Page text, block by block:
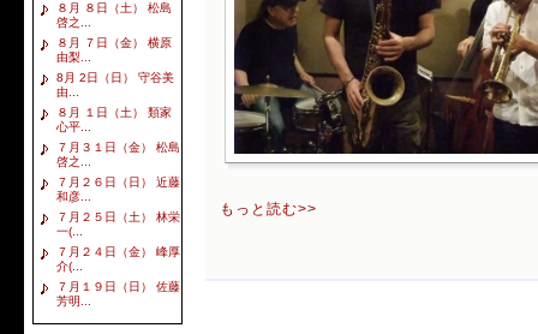
８月 ８日（土） 松島
啓之...
８月 ７日（金） 横原
由梨...
8月 2日（日） 守谷美
由...
８月 １日（土） 類家
心平...
７月３１日（金） 松島
啓之...
７月２６日（日） 近藤
和彦...
７月２５日（土） 林栄
一(...
７月２４日（金） 峰厚
介(...
７月１９日（日） 佐藤
芳明...
もっと読む>>